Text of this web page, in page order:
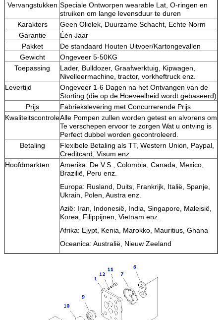
Vervangstukken Speciale Ontworpen wearable Lat, O-ringen en
struiken om lange levensduur te duren
Karakters
Geen Olielek, Duurzame Schacht, Echte Norm
Garantie
Één Jaar
Pakket
De standaard Houten Uitvoer/Kartongevallen
Gewicht
Ongeveer 5-50KG
Toepassing
Lader, Bulldozer, Graafwerktuig, Kipwagen,
Nivelleermachine, tractor, vorkheftruck enz.
Levertijd
Ongeveer 1-6 Dagen na het Ontvangen van de
Storting (die op de Hoeveelheid wordt gebaseerd)
Prijs
Fabriekslevering met Concurrerende Prijs
KwaliteitscontroleAlle Pompen zullen worden getest en alvorens om
Te verschepen ervoor te zorgen Wat u ontving is
Perfect dubbel worden gecontroleerd.
Betaling
Flexibele Betaling als TT, Western Union, Paypal,
Creditcard, Visum enz.
Hoofdmarkten
Amerika: De V.S., Colombia, Canada, Mexico,
Brazilië, Peru enz.
Europa: Rusland, Duits, Frankrijk, Italië, Spanje,
Ukrain, Polen, Austra enz.
Azië: Iran, Indonesië, India, Singapore, Maleisië,
Korea, Filippijnen, Vietnam enz.
Afrika: Ejypt, Kenia, Marokko, Mauritius, Ghana
Oceanica: Australië, Nieuw Zeeland